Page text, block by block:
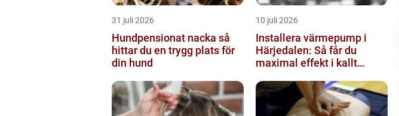
31 juli 2026
Hundpensionat nacka så
hittar du en trygg plats för
din hund
10 juli 2026
Installera värmepump i
Härjedalen: Så får du
maximal effekt i kallt